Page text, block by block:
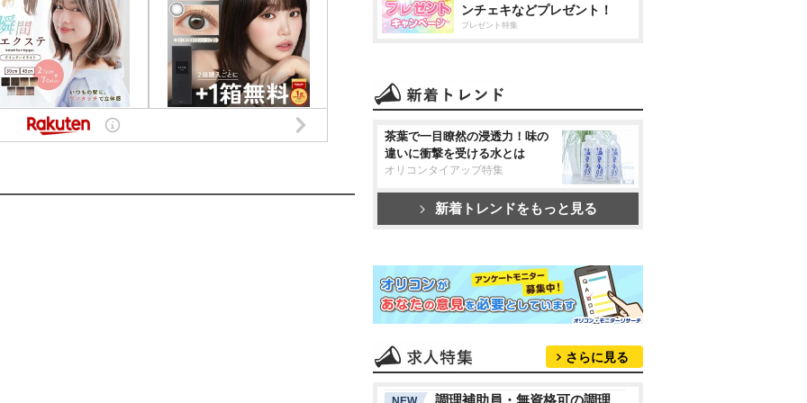
ンチェキなどプレゼント！
プレゼント特集
茶葉で一目瞭然の浸透力！味の
違いに衝撃を受ける水とは
オリコンタイアップ特集
新着トレンドをもっと見る
さらに見る
調理補助員・無資格可の調理